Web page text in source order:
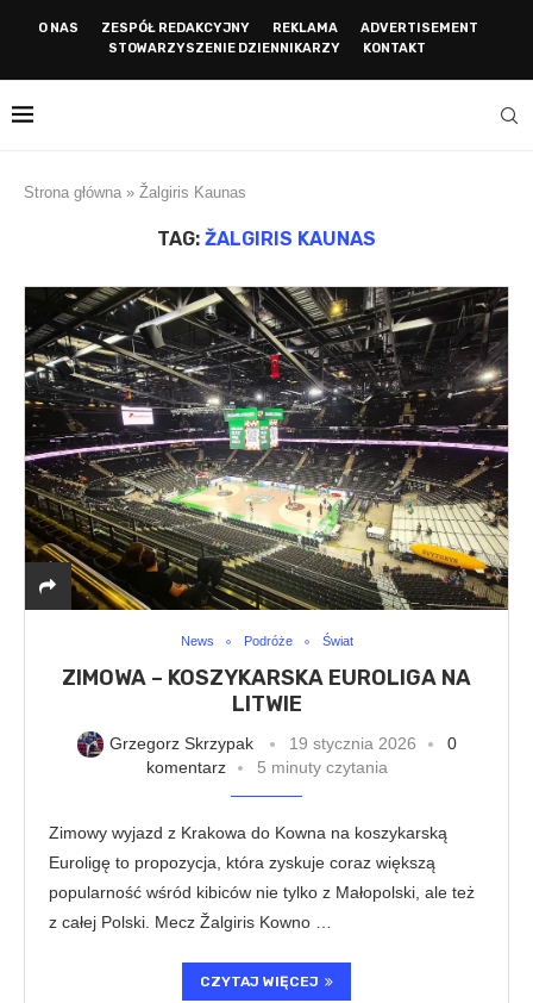
O NAS ZESPÓŁ REDAKCYJNY REKLAMA
ADVERTISEMENT
STOWARZYSZENIE DZIENNIKARZY
KONTAKT
Strona główna » Žalgiris Kaunas
TAG: ŽALGIRIS KAUNAS
News Podróże Świat
ZIMOWA – KOSZYKARSKA EUROLIGA NA
LITWIE
Grzegorz Skrzypak 19 stycznia 2026
0
komentarz
5 minuty czytania
Zimowy wyjazd z Krakowa do Kowna na koszykarską
Euroligę to propozycja, która zyskuje coraz większą
popularność wśród kibiców nie tylko z Małopolski, ale też
z całej Polski. Mecz Žalgiris Kowno …
CZYTAJ WIĘCEJ